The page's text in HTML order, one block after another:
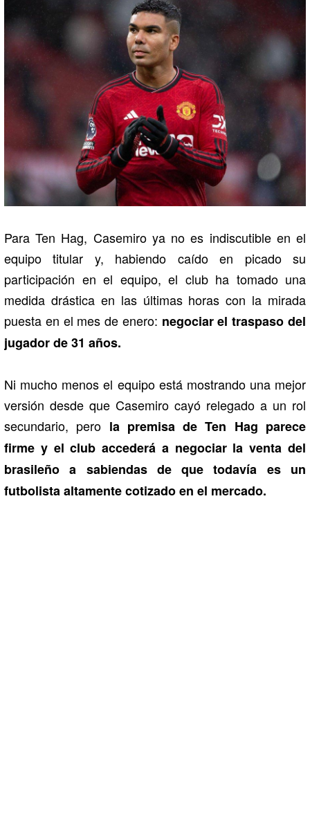
Para Ten Hag, Casemiro ya no es indiscutible en el
equipo titular y, habiendo caído en picado su
participación en el equipo, el club ha tomado una
medida drástica en las últimas horas con la mirada
puesta en el mes de enero: negociar el traspaso del
jugador de 31 años.
Ni mucho menos el equipo está mostrando una mejor
versión desde que Casemiro cayó relegado a un rol
secundario, pero la premisa de Ten Hag parece
firme y el club accederá a negociar la venta del
brasileño a sabiendas de que todavía es un
futbolista altamente cotizado en el mercado.